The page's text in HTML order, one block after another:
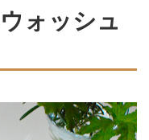
ォッシュ